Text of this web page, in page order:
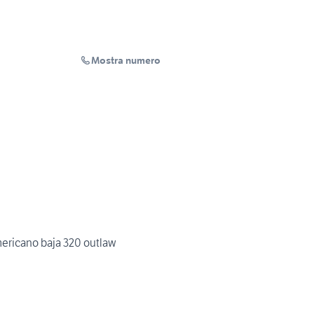
Mostra numero
baja 320 outlaw